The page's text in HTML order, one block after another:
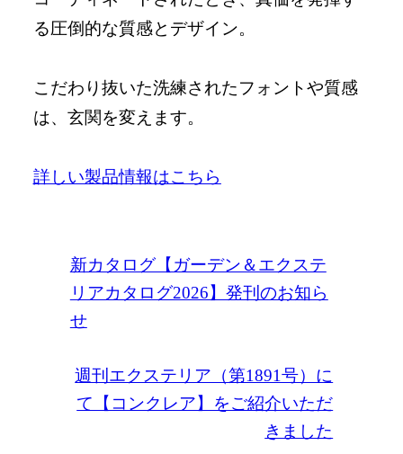
る圧倒的な質感とデザイン。
こだわり抜いた洗練されたフォントや質感
は、玄関を変えます。
詳しい製品情報はこちら
新カタログ【ガーデン＆エクステ
リアカタログ2026】発刊のお知ら
せ
週刊エクステリア（第1891号）に
て【コンクレア】をご紹介いただ
きました